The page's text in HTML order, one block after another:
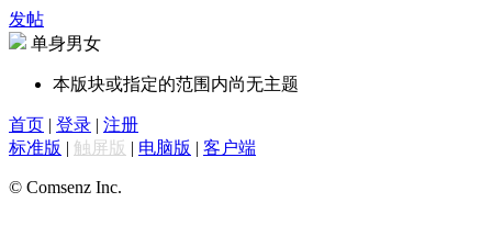
发帖
单身男女
本版块或指定的范围内尚无主题
首页 | 登录 | 注册
标准版 | 触屏版 | 电脑版 | 客户端
© Comsenz Inc.